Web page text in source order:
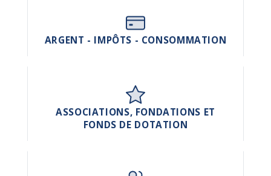
ARGENT - IMPÔTS - CONSOMMATION
ASSOCIATIONS, FONDATIONS ET
FONDS DE DOTATION